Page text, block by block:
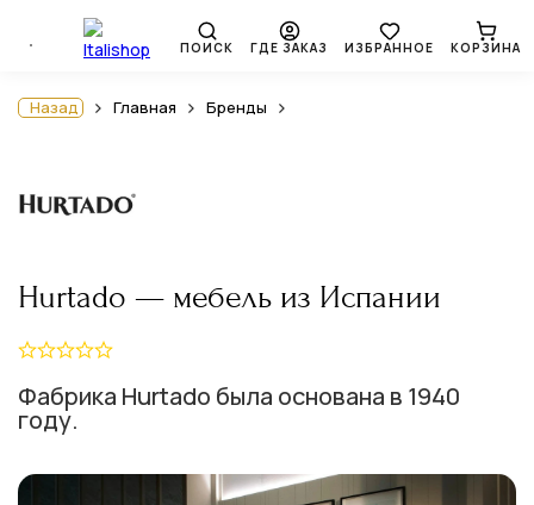
ПОИСК ГДЕ ЗАКАЗ ИЗБРАННОЕ КОРЗИНА
Назад Главная Бренды
Hurtado — мебель из Испании
Фабрика Hurtado была основана в 1940
году.